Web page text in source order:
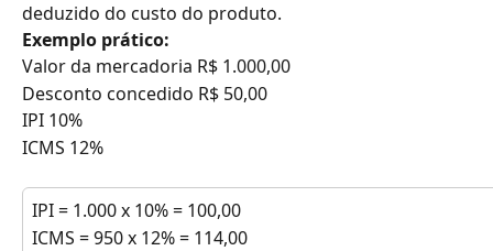
deduzido do custo do produto.
Exemplo prático:
Valor da mercadoria R$ 1.000,00
Desconto concedido R$ 50,00
IPI 10%
ICMS 12%
IPI = 1.000 x 10% = 100,00
ICMS = 950 x 12% = 114,00